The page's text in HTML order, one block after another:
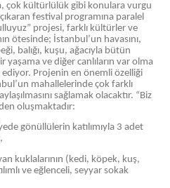
çok kültürlülük gibi konulara vurgu
festival programına paralel
projesi, farklı kültürler ve
ötesinde; İstanbul’un havasını,
balığı, kuşu, ağacıyla bütün
yaşama ve diğer canlıların var olma
ediyor. Projenin en önemli özelliği
mahallelerinde çok farklı
sağlamak olacaktır. “Biz
oluşmaktadır:
gönüllülerin katılımıyla 3 adet
kuklalarının (kedi, köpek, kuş,
ve eğlenceli, seyyar sokak